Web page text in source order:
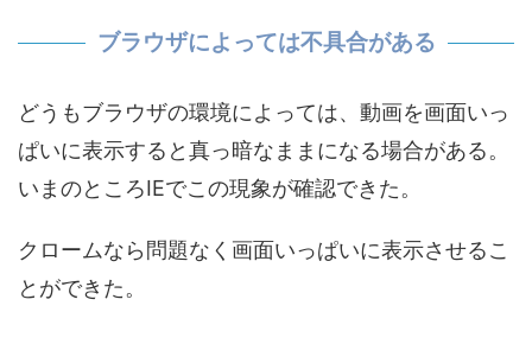
ブラウザによっては不具合がある
どうもブラウザの環境によっては、動画を画面いっ
ぱいに表示すると真っ暗なままになる場合がある。
いまのところIEでこの現象が確認できた。
クロームなら問題なく画面いっぱいに表示させるこ
とができた。